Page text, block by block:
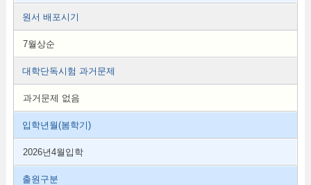
원서 배포시기
7월상순
대학단독시험 과거문제
과거문제 없음
입학년월(봄학기)
2026년4월입학
출원구분